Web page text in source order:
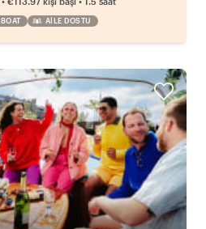
BOAT AILE DOSTU